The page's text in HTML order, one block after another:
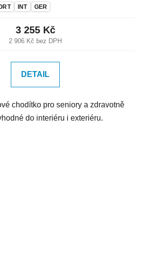
INT GER
2 906 Kč bez DPH
3 255 Kč
DETAIL
chodítko pro seniory a zdravotně
do interiéru i exteriéru.